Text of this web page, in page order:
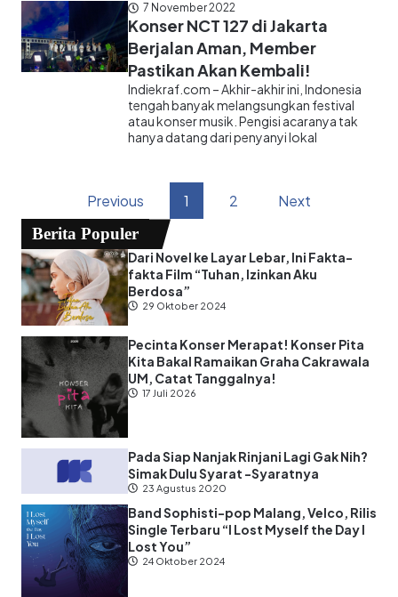
7 November 2022
Konser NCT 127 di Jakarta
Berjalan Aman, Member
Pastikan Akan Kembali!
Indiekraf.com – Akhir-akhir ini, Indonesia
tengah banyak melangsungkan festival
atau konser musik. Pengisi acaranya tak
hanya datang dari penyanyi lokal
Previous 1 2
Next
Berita Populer
Dari Novel ke Layar Lebar, Ini Fakta-
fakta Film “Tuhan, Izinkan Aku
Berdosa”
29 Oktober 2024
Pecinta Konser Merapat! Konser Pita
Kita Bakal Ramaikan Graha Cakrawala
UM, Catat Tanggalnya!
17 Juli 2026
Pada Siap Nanjak Rinjani Lagi Gak Nih?
Simak Dulu Syarat -Syaratnya
23 Agustus 2020
Band Sophisti-pop Malang, Velco, Rilis
Single Terbaru “I Lost Myself the Day I
Lost You”
24 Oktober 2024